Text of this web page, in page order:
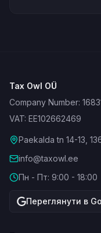
Tax Owl OÜ
Company Number:
VAT: EE102662469
Paekalda tn 14-13,
info@taxowl.ee
Пн - Пт: 9:00 - 18:00
Переглянути в